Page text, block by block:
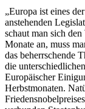
„Europa ist eines
anstehenden
schaut man sich
Monate an, muss
das beherrschende
die
Europäischer
Herbstmonaten.